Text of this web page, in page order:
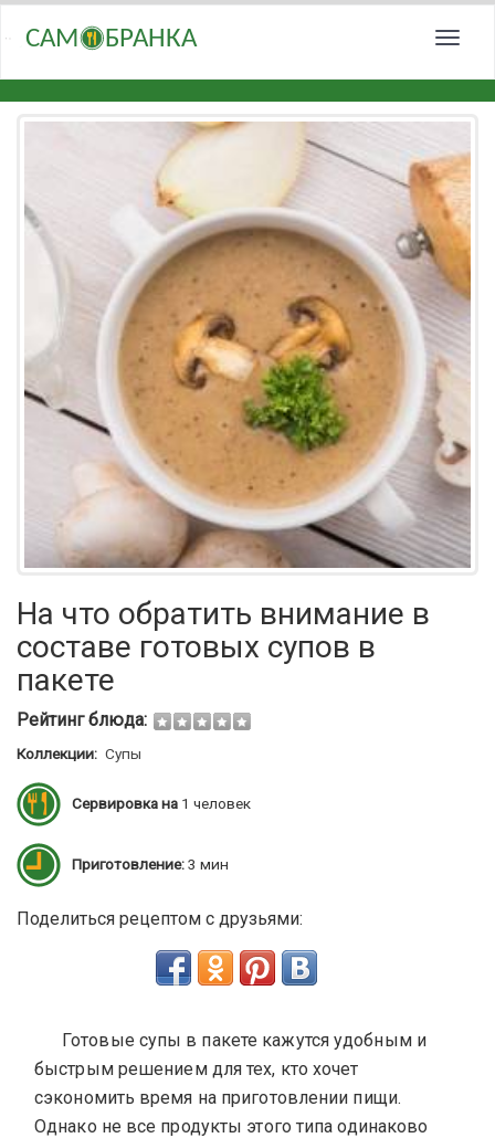
БРАНКА
САМ
На что обратить внимание в
составе готовых супов в
пакете
Рейтинг блюда:
Коллекции: Супы
Сервировка на 1 человек
Приготовление:3 мин
Поделиться рецептом с друзьями:
Готовые супы в пакете кажутся удобным и
быстрым решением для тех, кто хочет
сэкономить время на приготовлении пищи.
Однако не все продукты этого типа одинаково